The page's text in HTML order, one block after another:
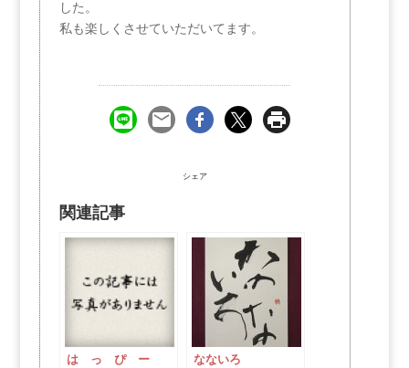
した。
私も楽しくさせていただいてます。
シェア
関連記事
は っ ぴ ー なないろ